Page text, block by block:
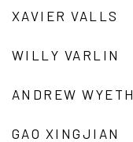
XAVIER VALLS
WILLY VARLIN
ANDREW WYETH
GAO XINGJIAN